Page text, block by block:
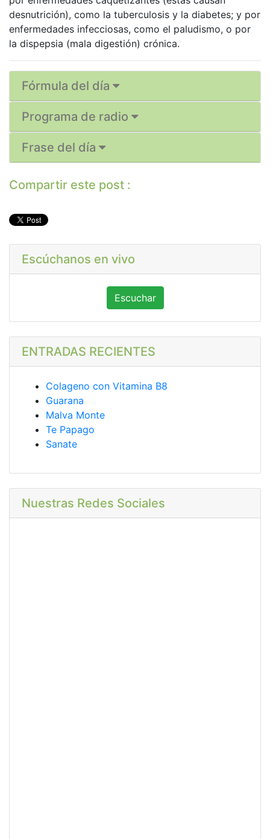
desnutrición), como la tuberculosis y la diabetes; y por
enfermedades infecciosas, como el paludismo, o por
la dispepsia (mala digestión) crónica.
Fórmula del día
Programa de radio
Frase del día
Compartir este post :
Escúchanos en vivo
Escuchar
ENTRADAS RECIENTES
Colageno con Vitamina B8
Guarana
Malva Monte
Te Papago
Sanate
Nuestras Redes Sociales